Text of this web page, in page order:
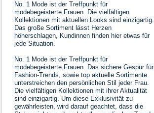
No. 1 Mode ist der Treffpunkt für
modebegeisterte Frauen. Die vielfältigen
Kollektionen mit aktuellen Looks sind einzigartig.
Das große Sortiment lässt Herzen
höherschlagen, Kundinnen finden hier etwas für
jede Situation.
No. 1 Mode ist der Treffpunkt für
modebegeisterte Frauen. Das sichere Gespür für
Fashion-Trends, sowie top aktuelle Sortimente
unterstreichen den persönlichen Stil jeder Frau.
Die vielfältigen Kollektionen mit ihrer Aktualität
sind einzigartig. Um diese Exklusivität zu
gewährleisten, wird darauf geachtet, dass die